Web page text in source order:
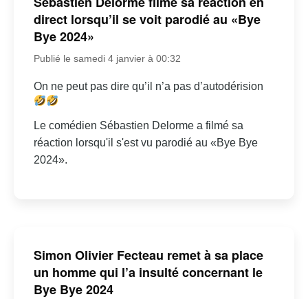
direct lorsqu’il se voit parodié au «Bye
Bye 2024»
Publié le samedi 4 janvier à 00:32
On ne peut pas dire qu’il n’a pas d’autodérision
Le comédien Sébastien Delorme a filmé sa
réaction lorsqu'il s'est vu parodié au «Bye Bye
2024».
Simon Olivier Fecteau remet à sa place
un homme qui l’a insulté concernant le
Bye Bye 2024